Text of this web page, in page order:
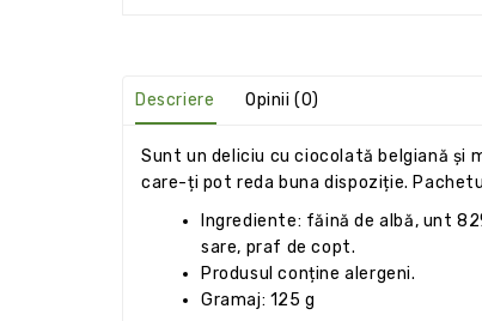
Descriere Opinii (0)
Sunt un deliciu cu ciocolată belgiană și
care-ți pot reda buna dispoziție.
Ingrediente: făină de albă, unt
sare, praf de copt.
Produsul conține alergeni.
Gramaj: 125 g